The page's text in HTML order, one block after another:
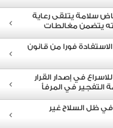
سلامة يتلقى رعاية
يتضمن مغالطات
فورا من قانون
في إصدار القرار
في المرفأ
ظل السلاح غير